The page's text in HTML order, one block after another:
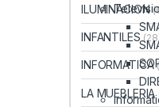
ILUMINACION
INFANTILES
INFORMATICA
LA MUEBLERIA